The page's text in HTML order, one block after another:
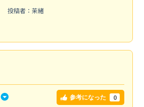
投稿者：茉緒
参考になった 0